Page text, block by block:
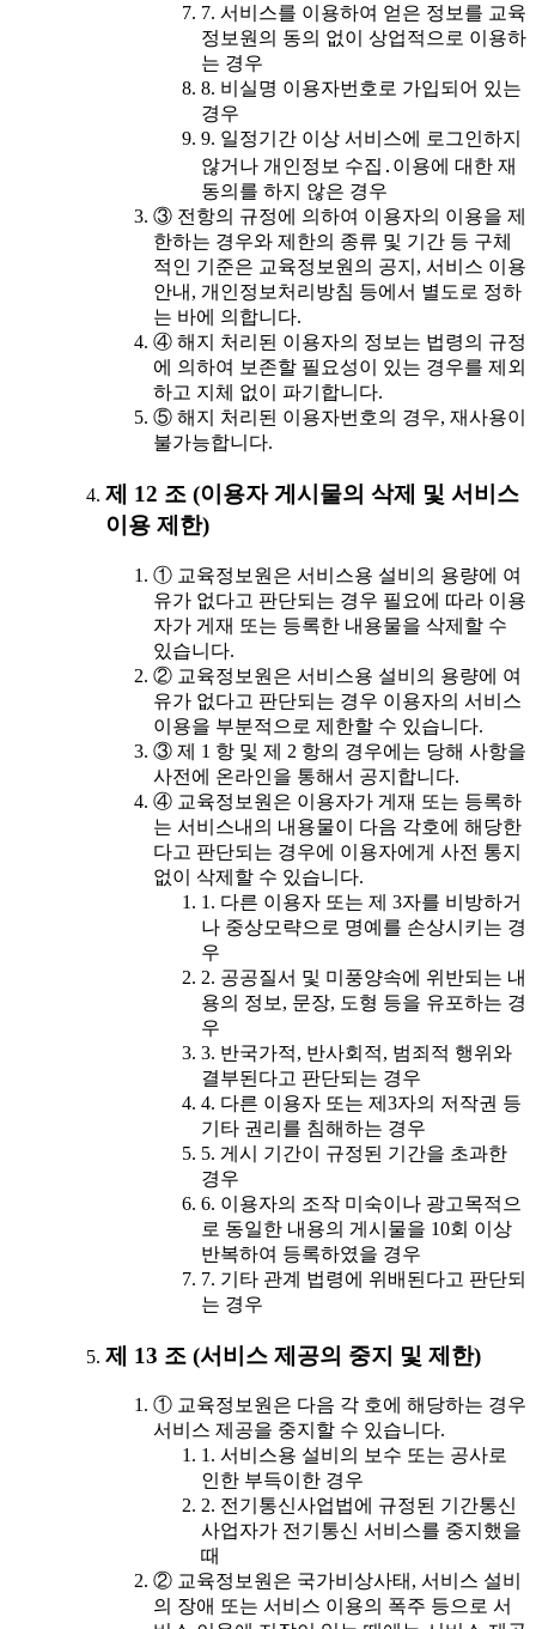
7. 서비스를 이용하여 얻은 정보를 교육
정보원의 동의 없이 상업적으로 이용하
는 경우
8. 비실명 이용자번호로 가입되어 있는
경우
9. 일정기간 이상 서비스에 로그인하지
않거나 개인정보 수집․이용에 대한 재
동의를 하지 않은 경우
③ 전항의 규정에 의하여 이용자의 이용을 제
한하는 경우와 제한의 종류 및 기간 등 구체
적인 기준은 교육정보원의 공지, 서비스 이용
안내, 개인정보처리방침 등에서 별도로 정하
는 바에 의합니다.
④ 해지 처리된 이용자의 정보는 법령의 규정
에 의하여 보존할 필요성이 있는 경우를 제외
하고 지체 없이 파기합니다.
⑤ 해지 처리된 이용자번호의 경우, 재사용이
불가능합니다.
제 12 조 (이용자 게시물의 삭제 및 서비스
이용 제한)
① 교육정보원은 서비스용 설비의 용량에 여
유가 없다고 판단되는 경우 필요에 따라 이용
자가 게재 또는 등록한 내용물을 삭제할 수
있습니다.
② 교육정보원은 서비스용 설비의 용량에 여
유가 없다고 판단되는 경우 이용자의 서비스
이용을 부분적으로 제한할 수 있습니다.
③ 제 1 항 및 제 2 항의 경우에는 당해 사항을
사전에 온라인을 통해서 공지합니다.
④ 교육정보원은 이용자가 게재 또는 등록하
는 서비스내의 내용물이 다음 각호에 해당한
다고 판단되는 경우에 이용자에게 사전 통지
없이 삭제할 수 있습니다.
1. 다른 이용자 또는 제 3자를 비방하거
나 중상모략으로 명예를 손상시키는 경
우
2. 공공질서 및 미풍양속에 위반되는 내
용의 정보, 문장, 도형 등을 유포하는 경
우
3. 반국가적, 반사회적, 범죄적 행위와
결부된다고 판단되는 경우
4. 다른 이용자 또는 제3자의 저작권 등
기타 권리를 침해하는 경우
5. 게시 기간이 규정된 기간을 초과한
경우
6. 이용자의 조작 미숙이나 광고목적으
로 동일한 내용의 게시물을 10회 이상
반복하여 등록하였을 경우
7. 기타 관계 법령에 위배된다고 판단되
는 경우
제 13 조 (서비스 제공의 중지 및 제한)
① 교육정보원은 다음 각 호에 해당하는 경우
서비스 제공을 중지할 수 있습니다.
1. 서비스용 설비의 보수 또는 공사로
인한 부득이한 경우
2. 전기통신사업법에 규정된 기간통신
사업자가 전기통신 서비스를 중지했을
때
② 교육정보원은 국가비상사태, 서비스 설비
의 장애 또는 서비스 이용의 폭주 등으로 서